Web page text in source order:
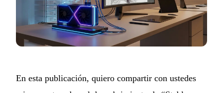
En esta publicación, quiero compartir con ustedes